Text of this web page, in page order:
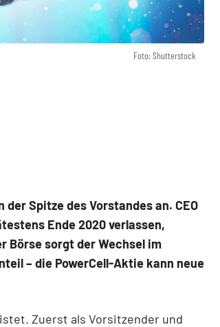
Foto: Shutterstock
Spitze des Vorstandes an. CEO
Ende 2020 verlassen,
Börse sorgt der Wechsel im
– die PowerCell-Aktie kann neue
Zuerst als Vorsitzender und